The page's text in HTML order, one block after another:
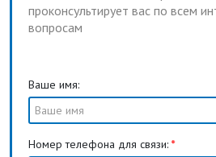
проконсультирует вас по всем
вопросам
Ваше имя:
Номер телефона для связи: *